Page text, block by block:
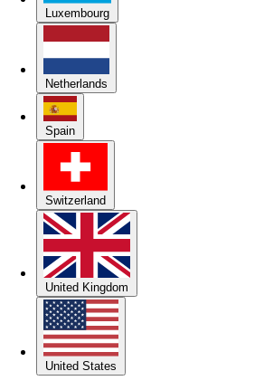
Luxembourg
Netherlands
Spain
Switzerland
United Kingdom
United States